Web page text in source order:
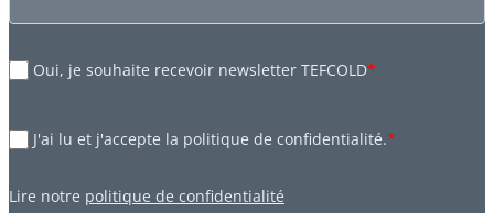
Oui, je souhaite recevoir newsletter TEFCOLD*
J'ai lu et j'accepte la politique de confidentialité.*
Lire notre politique de confidentialité